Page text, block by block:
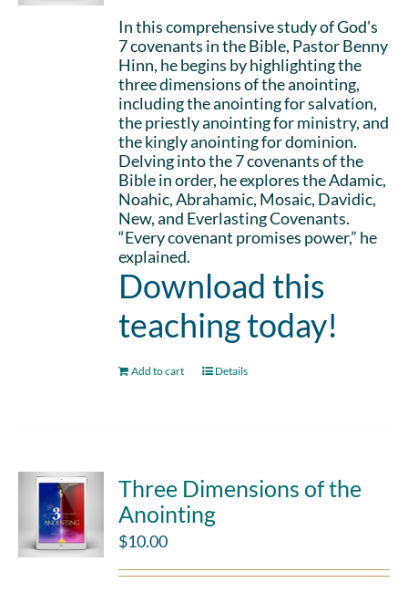
In this comprehensive study of God's
7 covenants in the Bible, Pastor Benny
Hinn, he begins by highlighting the
three dimensions of the anointing,
including the anointing for salvation,
the priestly anointing for ministry, and
the kingly anointing for dominion.
Delving into the 7 covenants of the
Bible in order, he explores the Adamic,
Noahic, Abrahamic, Mosaic, Davidic,
New, and Everlasting Covenants.
“Every covenant promises power,” he
explained.
Download this
teaching today!
Add to cart Details
Three Dimensions of the
Anointing
$10.00